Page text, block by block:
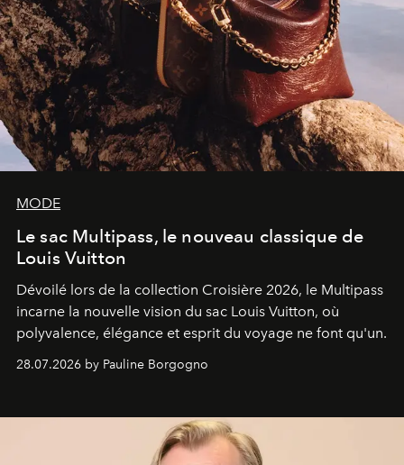
MODE
Le sac Multipass, le nouveau classique de
Louis Vuitton
Dévoilé lors de la collection Croisière 2026, le Multipass
incarne la nouvelle vision du sac Louis Vuitton, où
polyvalence, élégance et esprit du voyage ne font qu'un.
28.07.2026 by Pauline Borgogno